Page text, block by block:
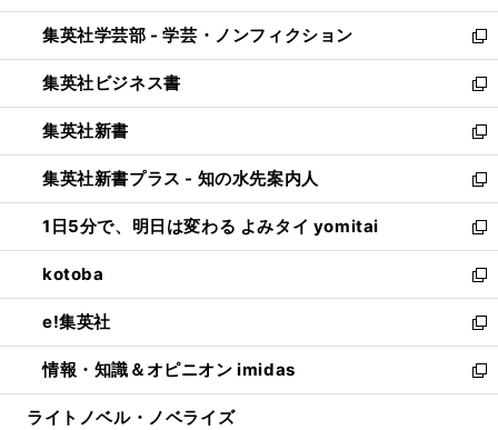
開
く
ウ
で
開
く
ン
ド
ウ
で
開
く
ウ
ィ
ン
ド
ウ
で
開
く
集英社学芸部 - 学芸・ノンフィクション
新
し
い
ウ
ィ
ン
ド
ウ
で
開
く
集英社ビジネス書
新
し
い
ウ
ィ
ン
ド
ウ
で
開
く
集英社新書
新
し
い
ウ
ィ
ン
ド
ウ
で
開
く
集英社新書プラス - 知の水先案内人
新
し
い
ウ
ィ
ン
ド
ウ
で
開
1日5分で、明日は変わる よみタイ yomitai
新
し
い
ウ
ィ
ン
ド
ウ
kotoba
新
し
い
ウ
ィ
ン
e!集英社
新
し
い
ウ
情報・知識＆オピニオン imidas
新
し
ライトノベル・ノベライズ